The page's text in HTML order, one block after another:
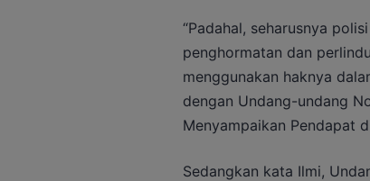
“Padahal, seharusnya
penghormatan dan
menggunakan haknya
dengan Undang-undang
Menyampaikan Pendapat
Sedangkan kata Ilmi,